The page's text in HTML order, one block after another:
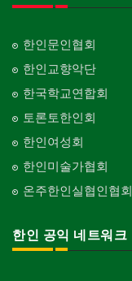
한인문인협회
한인교향악단
한국학교연합회
토론토한인회
한인여성회
한인미술가협회
온주한인실협인협회
한인 공익 네트워크